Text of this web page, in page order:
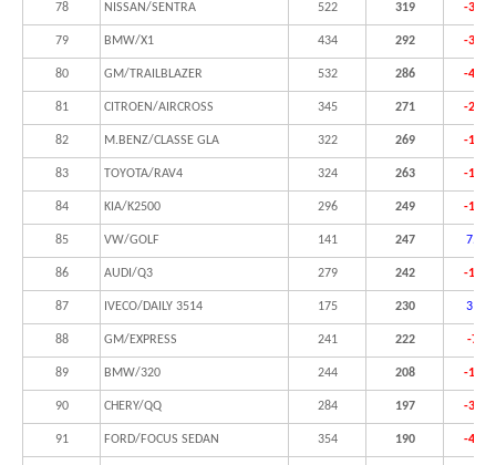
78 NISSAN/SENTRA 522 319 -
79 BMW/X1 434 292 -
80 GM/TRAILBLAZER 532 286 -
81 CITROEN/AIRCROSS 345 271 -
82 M.BENZ/CLASSE GLA 322 269 -
83 TOYOTA/RAV4 324 263 -
84 KIA/K2500 296 249 -
85 VW/GOLF 141 247
86 AUDI/Q3 279 242 -
87 IVECO/DAILY 3514 175 230
88 GM/EXPRESS 241 222 -
89 BMW/320 244 208 -
90 CHERY/QQ 284 197 -
91 FORD/FOCUS SEDAN 354 190 -